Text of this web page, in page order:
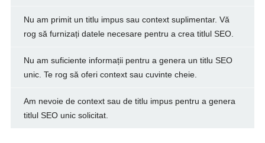
Nu am primit un titlu impus sau context suplimentar. Vă
rog să furnizați datele necesare pentru a crea titlul SEO.
Nu am suficiente informații pentru a genera un titlu SEO
unic. Te rog să oferi context sau cuvinte cheie.
Am nevoie de context sau de titlu impus pentru a genera
titlul SEO unic solicitat.